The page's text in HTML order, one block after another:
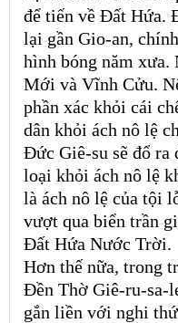
để tiến về Đất Hứa.
lại gần Gio-an,
hình bóng năm xưa.
Mới và Vĩnh Cửu.
phần xác khỏi cái
dân khỏi ách nô lệ
Đức Giê-su sẽ đổ ra
loại khỏi ách nô lệ
là ách nô lệ của tội
vượt qua biển trần
Đất Hứa Nước Trời.
Hơn thế nữa, trong
Đền Thờ Giê-ru-sa-
gắn liền với nghi